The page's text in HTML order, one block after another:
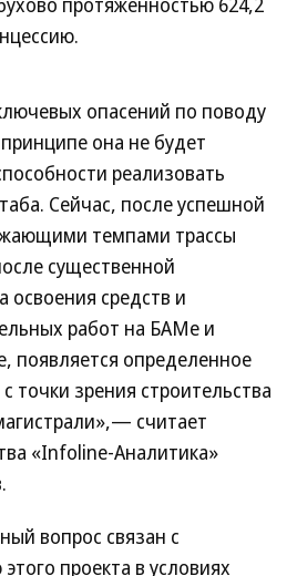
опасений по поводу
она не будет
реализовать
Сейчас, после успешной
темпами трассы
существенной
освоения средств и
работ на БАМе и
появляется определенное
точки зрения строительства
считает
«Infoline-Аналитика»
вопрос связан с
проекта в условиях